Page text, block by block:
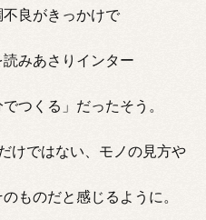
良がきっかけで
みあさりインター
つくる」だったそう。
けではない、モノの見方や
ものだと感じるように。